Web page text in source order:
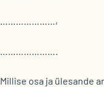
…………………,
Millise osa ja ülesande